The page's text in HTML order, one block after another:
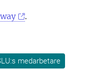
.
medarbetare